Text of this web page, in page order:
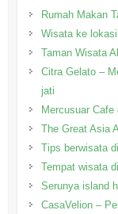
Rumah Makan
Wisata ke
Taman Wisata
Citra Gelato –
jati
Mercusuar
The Great Asia
Tips berwisata
Tempat wisata
Serunya island
CasaVelion –